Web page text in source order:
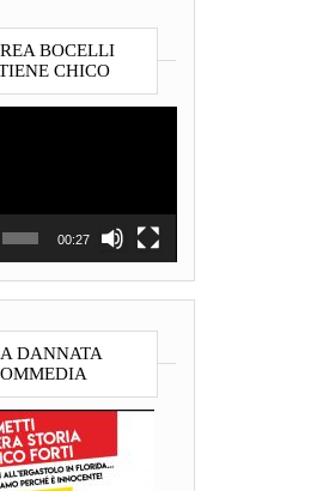
BOCELLI
CHICO
00:27
DANNATA